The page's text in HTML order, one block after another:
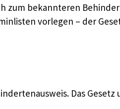
zum bekannteren
vorlegen – der
Das